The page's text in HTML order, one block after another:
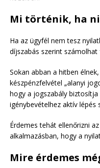
Mi történik, ha
Ha az ügyfél nem tesz
díjszabás szerint
Sokan abban a hitben
készpénzfelvétel „alanyi
hogy a jogszabály
igénybevételhez aktív lépés
Érdemes tehát ellenőrizni
alkalmazásban, hogy a
Mire érdemes